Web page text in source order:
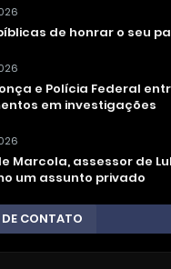
de honrar o seu
e Polícia Federal
em investigações
Marcola, assessor de
um assunto privado
CONTATO